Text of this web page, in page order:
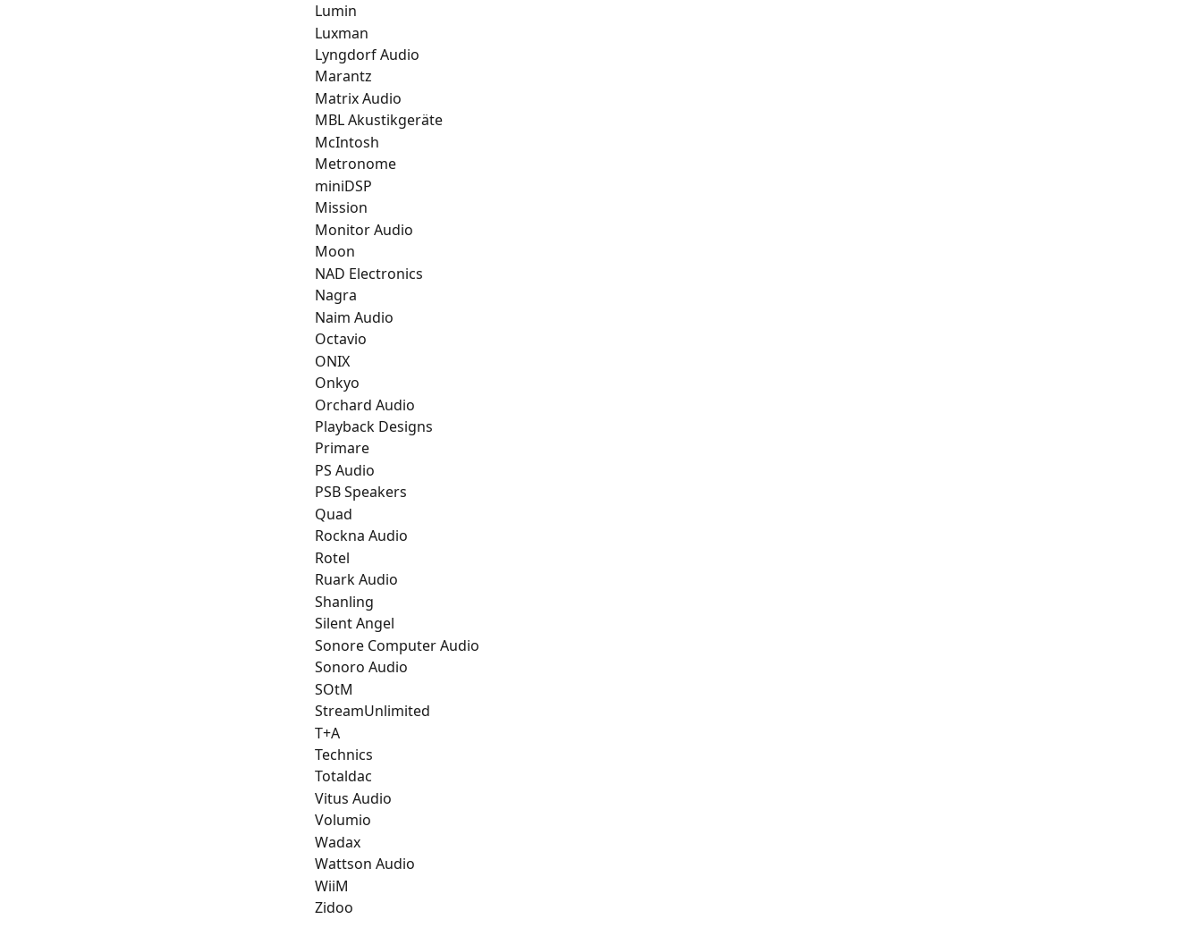
Lumin
Luxman
Lyngdorf Audio
Marantz
Matrix Audio
MBL Akustikgeräte
McIntosh
Metronome
miniDSP
Mission
Monitor Audio
Moon
NAD Electronics
Nagra
Naim Audio
Octavio
ONIX
Onkyo
Orchard Audio
Playback Designs
Primare
PS Audio
PSB Speakers
Quad
Rockna Audio
Rotel
Ruark Audio
Shanling
Silent Angel
Sonore Computer Audio
Sonoro Audio
SOtM
StreamUnlimited
T+A
Technics
Totaldac
Vitus Audio
Volumio
Wadax
Wattson Audio
WiiM
Zidoo